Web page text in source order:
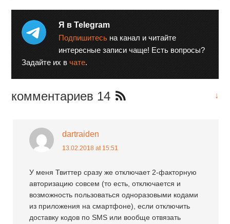
Я в Telegram
Подпишитесь на канал и читайте
интересные записи чаще! Есть вопросы?
Задайте их вчате.
комментариев 14 ↓
dartraiden
13.02.2018 at 15:51
У меня Твиттер сразу же отключает 2-факторную
авторизацию совсем (то есть, отключается и
возможность пользоваться одноразовыми кодами
из приложения на смартфоне), если отключить
доставку кодов по SMS или вообще отвязать